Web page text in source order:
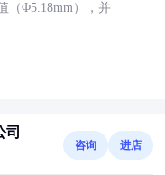
（Φ5.18mm），并
司
咨询 进店